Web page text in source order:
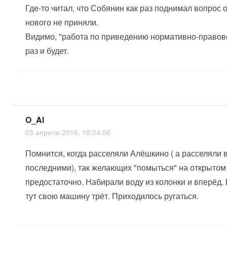
Где-то читал, что Собянин как раз поднимал вопрос
нового не приняли.
Видимо, "работа по приведению нормативно-
раз и будет.
O_Al
03 апреля 2016, 18:04:06
Помнится, когда расселяли Алёшкино ( а
последними), так желающих "помыться" на
предостаточно. Набирали воду из колонки и
тут свою машину трёт. Приходилось ругаться.